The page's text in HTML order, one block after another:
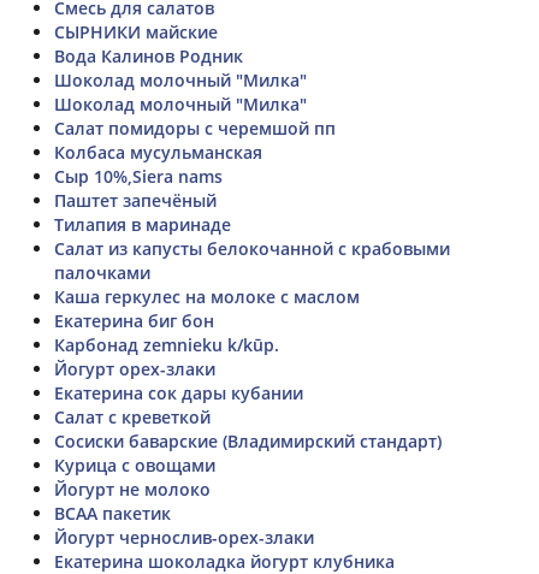
Смесь для салатов
СЫРНИКИ майские
Вода Калинов Родник
Шоколад молочный "Милка"
Шоколад молочный "Милка"
Салат помидоры с черемшой пп
Колбаса мусульманская
Сыр 10%,Siera nams
Паштет запечëный
Тилапия в маринаде
Салат из капусты белокочанной с крабовыми
палочками
Каша геркулес на молоке с маслом
Екатерина биг бон
Карбонад zemnieku k/kūp.
Йогурт орех-злаки
Екатерина сок дары кубании
Салат с креветкой
Сосиски баварские (Владимирский стандарт)
Курица с овощами
Йогурт не молоко
BCAA пакетик
Йогурт чернослив-орех-злаки
Екатерина шоколадка йогурт клубника